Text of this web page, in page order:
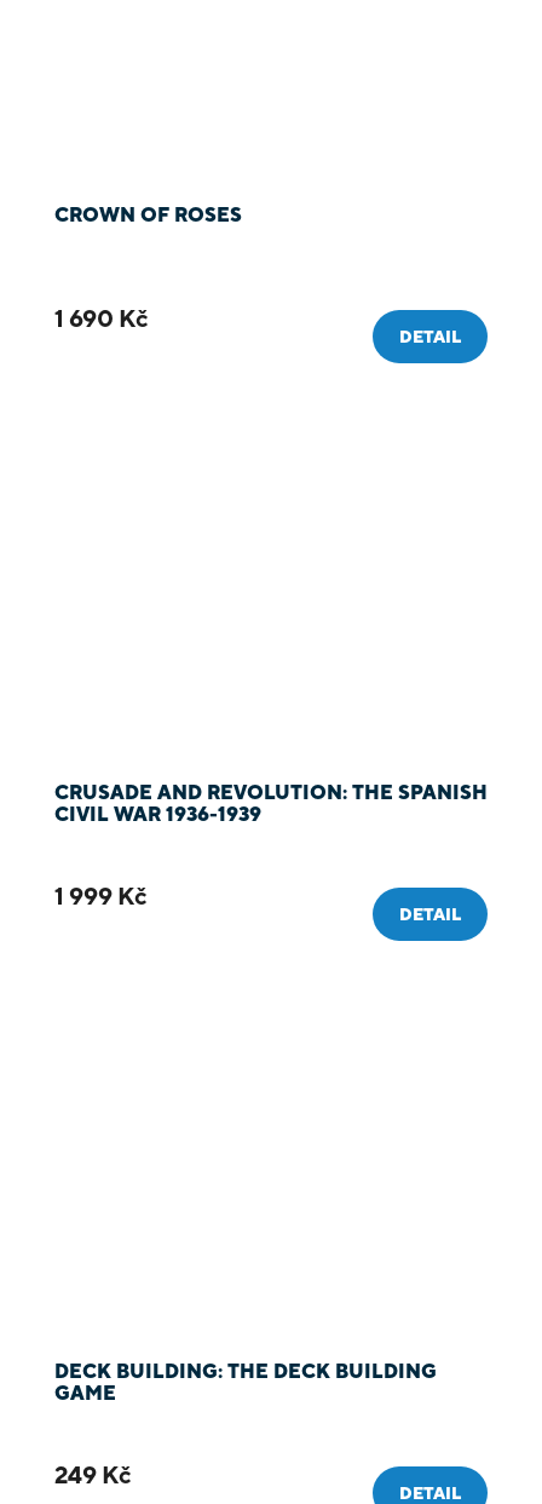
CROWN OF ROSES
1 690 Kč
DETAIL
CRUSADE AND REVOLUTION: THE SPANISH
CIVIL WAR 1936-1939
1 999 Kč
DETAIL
DECK BUILDING: THE DECK BUILDING
GAME
249 Kč
DETAIL